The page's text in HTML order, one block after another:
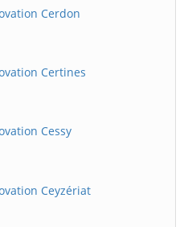
Cerdon
Certines
Cessy
Ceyzériat